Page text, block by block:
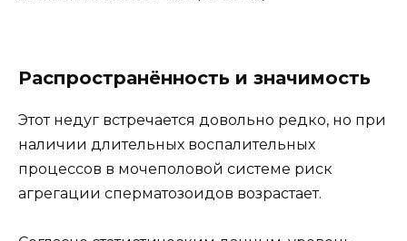
Распространённость и значимость
Этот недуг встречается довольно редко, но при
наличии длительных воспалительных
процессов в мочеполовой системе риск
агрегации сперматозоидов возрастает.